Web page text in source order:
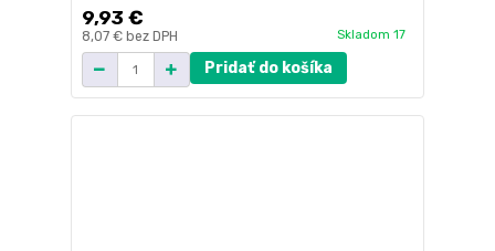
9,93 €
8,07 € bez DPH Skladom 17
Pridať do košíka